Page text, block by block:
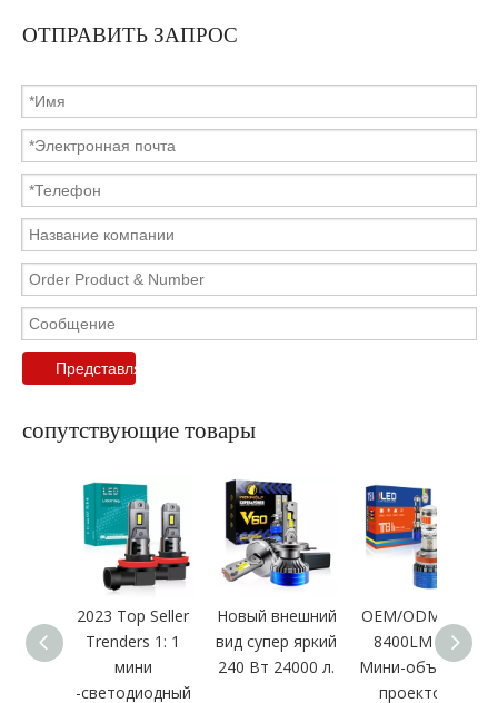
ОТПРАВИТЬ ЗАПРОС
Представлять на рассмотрение
сопутствующие товары
2023 Top Seller
Trenders 1: 1
мини
-светодиодный
Новый внешний
вид супер яркий
240 Вт 24000 л.
OEM/ODM 84W
8400LM H11
Мини-объектив
проектора